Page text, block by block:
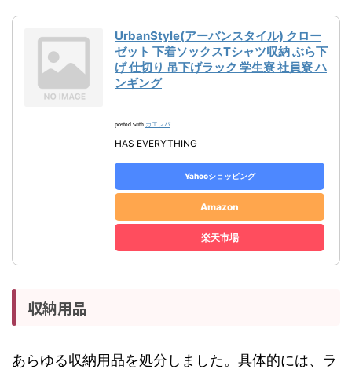
UrbanStyle(アーバンスタイル) クロー
ゼット 下着ソックスTシャツ収納 ぶら下
げ 仕切り 吊下げラック 学生寮 社員寮 ハ
ンギング
posted with カエレバ
HAS EVERYTHING
Yahooショッピング
Amazon
楽天市場
収納用品
あらゆる収納用品を処分しました。具体的には、ラ